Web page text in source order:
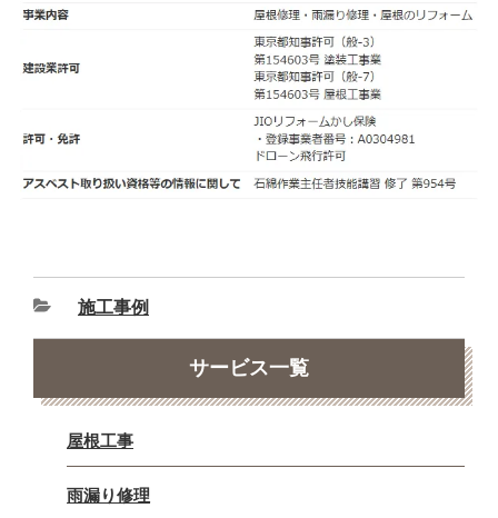
施工事例
サービス一覧
屋根工事
雨漏り修理